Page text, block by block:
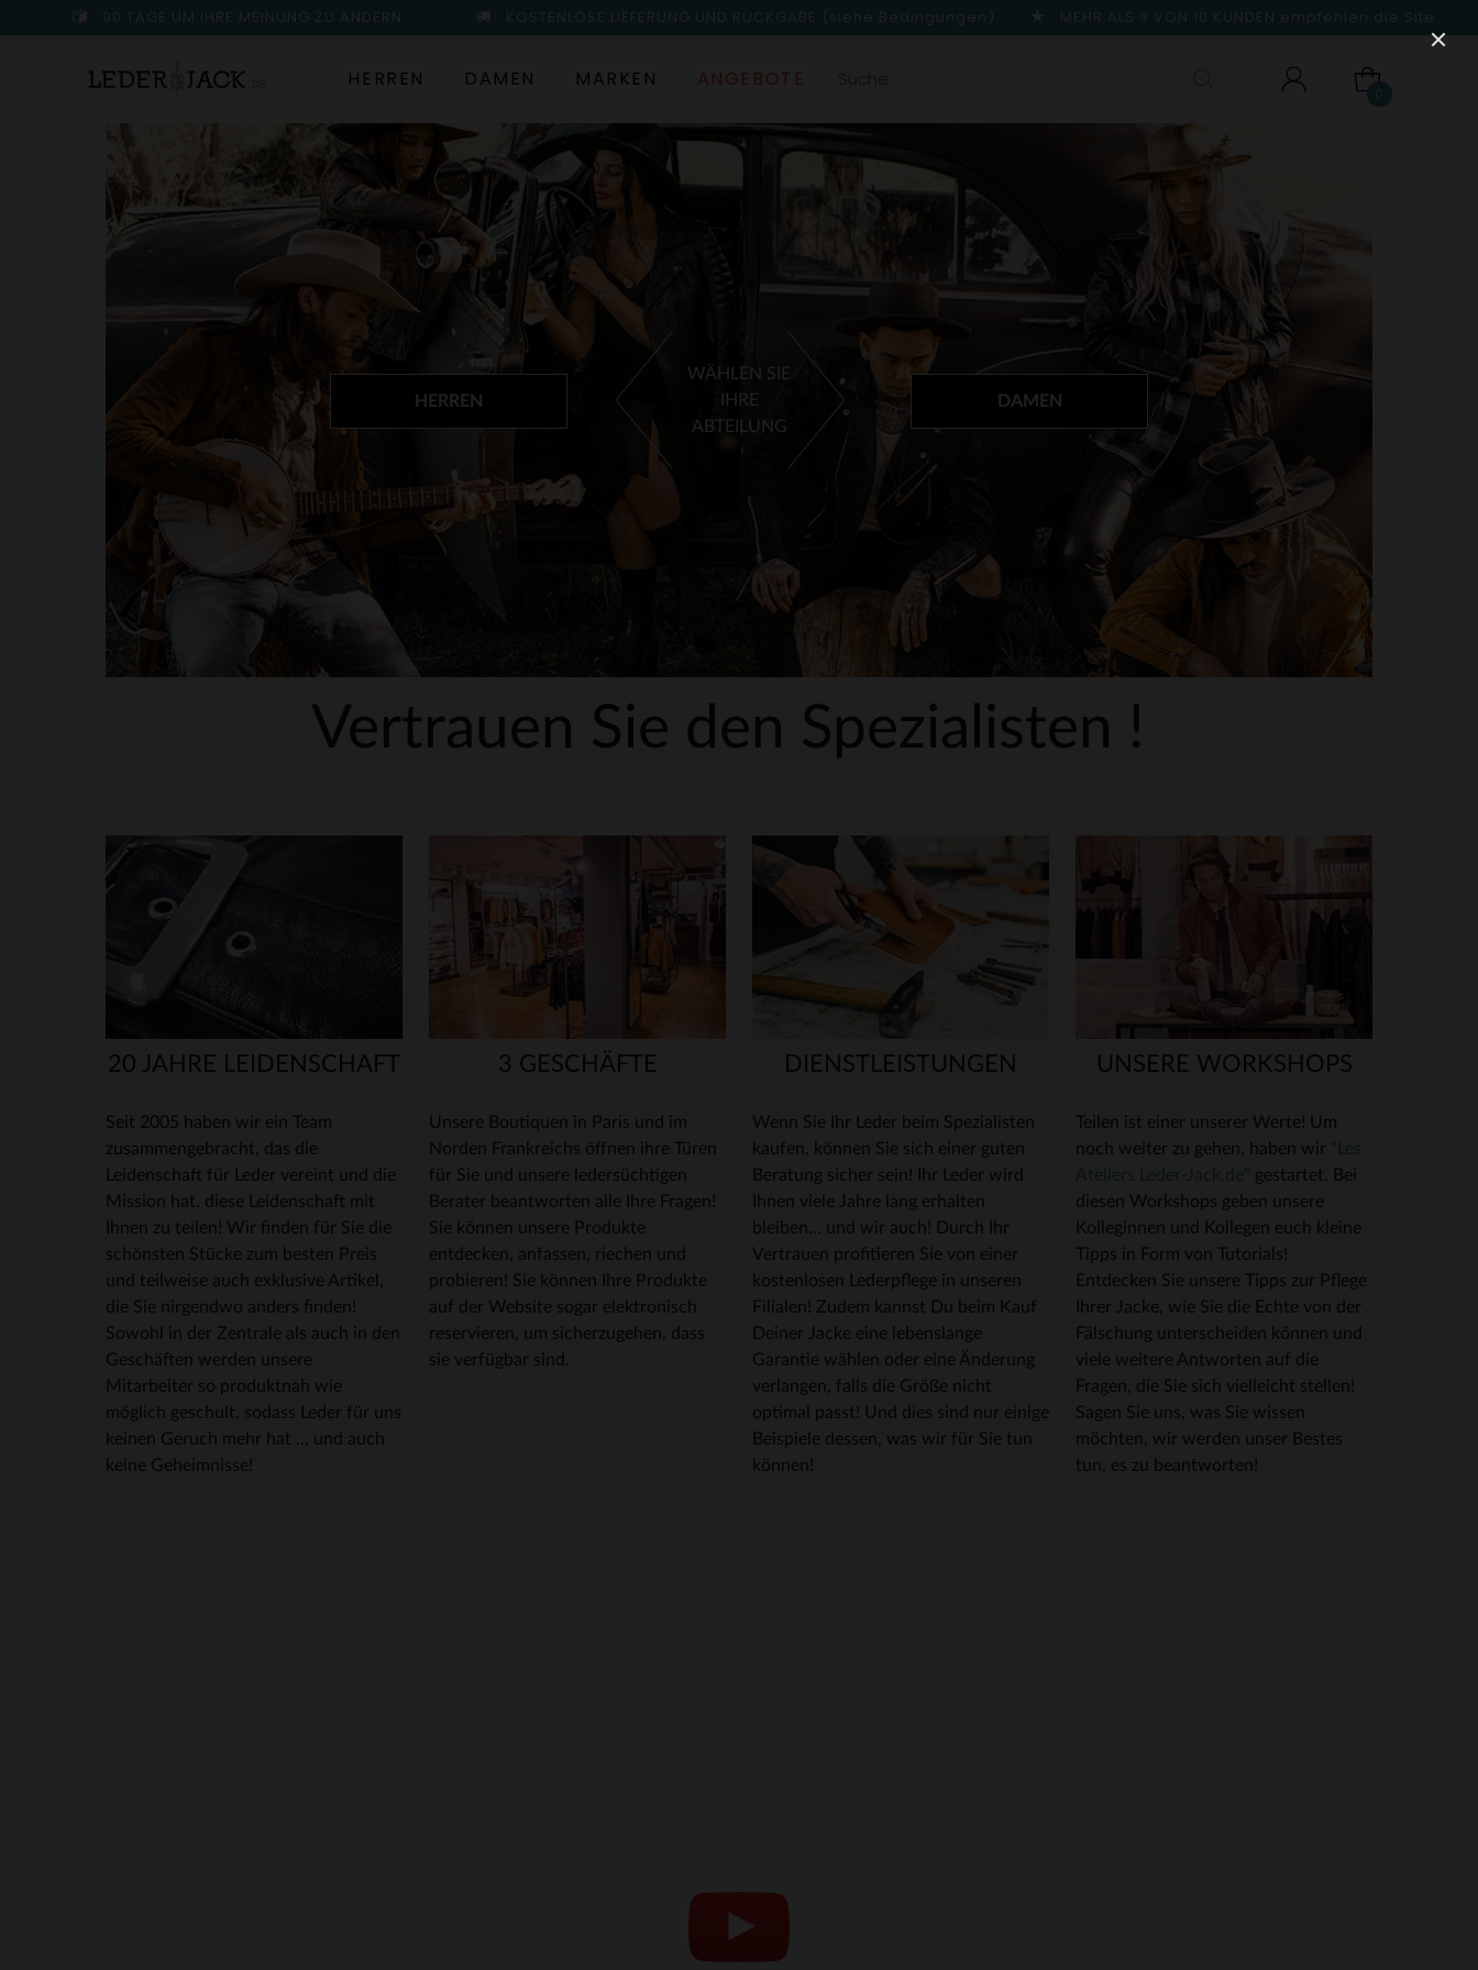
90 TAGE UM IHRE MEINUNG ZU ÄNDERN KOSTENLOSE LIEFERUNG UND RÜCKGABE (siehe Bedingungen) MEHR ALS 9 VON 10 KUNDEN empfehlen die Site
HERREN DAMEN MARKEN ANGEBOTE
0
WÄHLEN SIE
IHRE
ABTEILUNG
HERREN DAMEN
Vertrauen Sie den Spezialisten !
20 JAHRE LEIDENSCHAFT
Seit 2005 haben wir ein Team
zusammengebracht, das die
Leidenschaft für Leder vereint und die
Mission hat, diese Leidenschaft mit
Ihnen zu teilen! Wir finden für Sie die
schönsten Stücke zum besten Preis
und teilweise auch exklusive Artikel,
die Sie nirgendwo anders finden!
Sowohl in der Zentrale als auch in den
Geschäften werden unsere
Mitarbeiter so produktnah wie
möglich geschult, sodass Leder für uns
keinen Geruch mehr hat … und auch
keine Geheimnisse!
3 GESCHÄFTE
Unsere Boutiquen in Paris und im
Norden Frankreichs öffnen ihre Türen
für Sie und unsere ledersüchtigen
Berater beantworten alle Ihre Fragen!
Sie können unsere Produkte
entdecken, anfassen, riechen und
probieren! Sie können Ihre Produkte
auf der Website sogar elektronisch
reservieren, um sicherzugehen, dass
sie verfügbar sind.
DIENSTLEISTUNGEN
Wenn Sie Ihr Leder beim Spezialisten
kaufen, können Sie sich einer guten
Beratung sicher sein! Ihr Leder wird
Ihnen viele Jahre lang erhalten
bleiben... und wir auch! Durch Ihr
Vertrauen profitieren Sie von einer
kostenlosen Lederpflege in unseren
Filialen! Zudem kannst Du beim Kauf
Deiner Jacke eine lebenslange
Garantie wählen oder eine Änderung
verlangen, falls die Größe nicht
optimal passt! Und dies sind nur einige
Beispiele dessen, was wir für Sie tun
können!
UNSERE WORKSHOPS
Teilen ist einer unserer Werte! Um
noch weiter zu gehen, haben wir
gestartet. Bei
diesen Workshops geben unsere
Kolleginnen und Kollegen euch kleine
Tipps in Form von Tutorials!
Entdecken Sie unsere Tipps zur Pflege
Ihrer Jacke, wie Sie die Echte von der
Fälschung unterscheiden können und
viele weitere Antworten auf die
Fragen, die Sie sich vielleicht stellen!
Sagen Sie uns, was Sie wissen
möchten, wir werden unser Bestes
tun, es zu beantworten!